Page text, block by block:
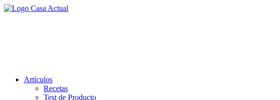
Saltar
Artículos
Recetas
Test de Producto